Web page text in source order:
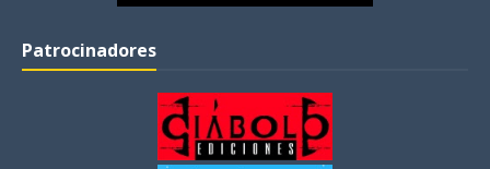
Patrocinadores